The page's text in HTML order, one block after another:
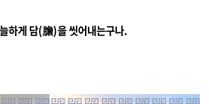
하게 담(膽)을 씻어내는구나.